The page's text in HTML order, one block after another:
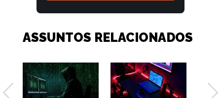
ASSUNTOS RELACIONADOS